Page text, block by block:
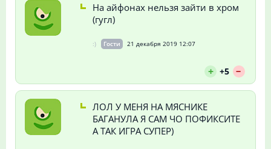
На айфонах нельзя зайти в хром
(гугл)
:) Гости 21 декабря 2019 12:07
+ +5 --
ЛОЛ У МЕНЯ НА МЯСНИКЕ
БАГАНУЛА Я САМ ЧО ПОФИКСИТЕ
А ТАК ИГРА СУПЕР)